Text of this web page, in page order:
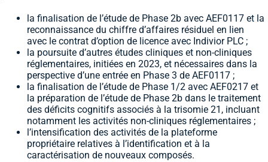
la finalisation de l’étude de Phase 2b avec AEF0117 et la
reconnaissance du chiffre d’affaires résiduel en lien
avec le contrat d’option de licence avec Indivior PLC ;
la poursuite d’autres études cliniques et non-cliniques
réglementaires, initiées en 2023, et nécessaires dans la
perspective d’une entrée en Phase 3 de AEF0117 ;
la finalisation de l’étude de Phase 1/2 avec AEF0217 et
la préparation de l’étude de Phase 2b dans le traitement
des déficits cognitifs associés à la trisomie 21, incluant
notamment les activités non-cliniques réglementaires ;
l’intensification des activités de la plateforme
propriétaire relatives à l’identification et à la
caractérisation de nouveaux composés.